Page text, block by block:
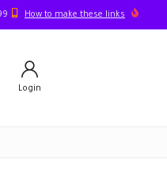
How to make these links
Login